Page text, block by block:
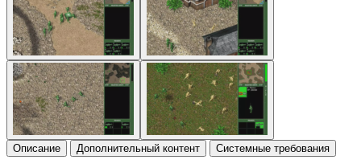
Описание Дополнительный контент Системные требования